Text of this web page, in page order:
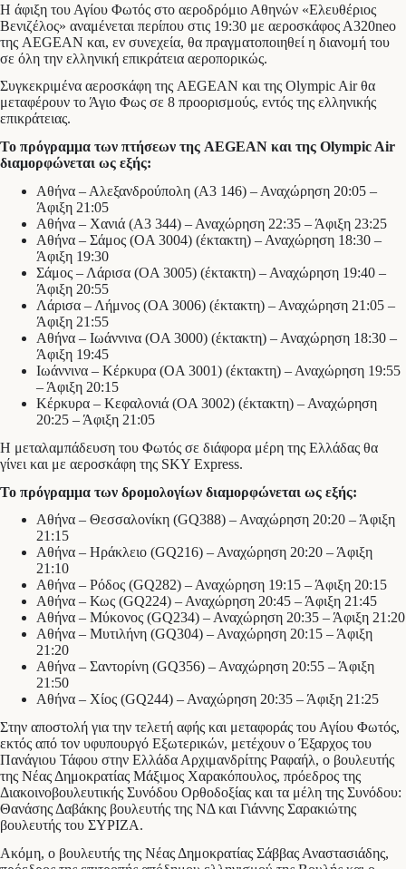
Η άφιξη του Αγίου Φωτός στο αεροδρόμιο Αθηνών «Ελευθέριος
Βενιζέλος» αναμένεται περίπου στις 19:30 με αεροσκάφος Α320neo
της AEGEAN και, εν συνεχεία, θα πραγματοποιηθεί η διανομή του
σε όλη την ελληνική επικράτεια αεροπορικώς.
Συγκεκριμένα αεροσκάφη της AEGEAN και της Olympic Air θα
μεταφέρουν το Άγιο Φως σε 8 προορισμούς, εντός της ελληνικής
επικράτειας.
Το πρόγραμμα των πτήσεων της AEGEAN και της Olympic Air
διαμορφώνεται ως εξής:
Αθήνα – Αλεξανδρούπολη (Α3 146) – Αναχώρηση 20:05 –
Άφιξη 21:05
Αθήνα – Χανιά (A3 344) – Αναχώρηση 22:35 – Άφιξη 23:25
Αθήνα – Σάμος (OA 3004) (έκτακτη) – Αναχώρηση 18:30 –
Άφιξη 19:30
Σάμος – Λάρισα (OA 3005) (έκτακτη) – Αναχώρηση 19:40 –
Άφιξη 20:55
Λάρισα – Λήμνος (OA 3006) (έκτακτη) – Αναχώρηση 21:05 –
Άφιξη 21:55
Αθήνα – Ιωάννινα (OA 3000) (έκτακτη) – Αναχώρηση 18:30 –
Άφιξη 19:45
Ιωάννινα – Κέρκυρα (OA 3001) (έκτακτη) – Αναχώρηση 19:55
– Άφιξη 20:15
Κέρκυρα – Κεφαλονιά (OA 3002) (έκτακτη) – Αναχώρηση
20:25 – Άφιξη 21:05
Η μεταλαμπάδευση του Φωτός σε διάφορα μέρη της Ελλάδας θα
γίνει και με αεροσκάφη της SKY Express.
Το πρόγραμμα των δρομολογίων διαμορφώνεται ως εξής:
Αθήνα – Θεσσαλονίκη (GQ388) – Αναχώρηση 20:20 – Άφιξη
21:15
Αθήνα – Ηράκλειο (GQ216) – Αναχώρηση 20:20 – Άφιξη
21:10
Αθήνα – Ρόδος (GQ282) – Αναχώρηση 19:15 – Άφιξη 20:15
Αθήνα – Κως (GQ224) – Αναχώρηση 20:45 – Άφιξη 21:45
Αθήνα – Μύκονος (GQ234) – Αναχώρηση 20:35 – Άφιξη 21:20
Αθήνα – Μυτιλήνη (GQ304) – Αναχώρηση 20:15 – Άφιξη
21:20
Αθήνα – Σαντορίνη (GQ356) – Αναχώρηση 20:55 – Άφιξη
21:50
Αθήνα – Χίος (GQ244) – Αναχώρηση 20:35 – Άφιξη 21:25
Στην αποστολή για την τελετή αφής και μεταφοράς του Αγίου Φωτός,
εκτός από τον υφυπουργό Εξωτερικών, μετέχουν ο Έξαρχος του
Πανάγιου Τάφου στην Ελλάδα Αρχιμανδρίτης Ραφαήλ, ο βουλευτής
της Νέας Δημοκρατίας Μάξιμος Χαρακόπουλος, πρόεδρος της
Διακοινοβουλευτικής Συνόδου Ορθοδοξίας και τα μέλη της Συνόδου:
Θανάσης Δαβάκης βουλευτής της ΝΔ και Γιάννης Σαρακιώτης
βουλευτής του ΣΥΡΙΖΑ.
Ακόμη, ο βουλευτής της Νέας Δημοκρατίας Σάββας Αναστασιάδης,